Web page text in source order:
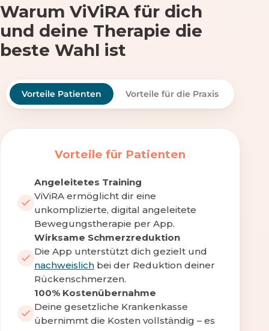
Warum ViViRA für dich
und deine Therapie die
beste Wahl ist
Vorteile Patienten Vorteile für die Praxis
Vorteile für Patienten
Angeleitetes Training
ViViRA ermöglicht dir eine
unkomplizierte, digital angeleitete
Bewegungstherapie per App.
Wirksame Schmerzreduktion
Die App unterstützt dich gezielt und
nachweislich bei der Reduktion deiner
Rückenschmerzen.
100% Kostenübernahme
Deine gesetzliche Krankenkasse
übernimmt die Kosten vollständig – es